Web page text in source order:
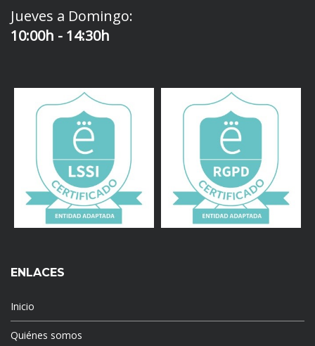
Jueves a Domingo:
10:00h - 14:30h
ENLACES
Inicio
Quiénes somos